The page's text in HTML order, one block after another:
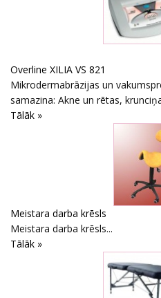
Overline XILIA VS 821
Mikrodermabrāzijas un
samazina: Akne un rētas,
Tālāk »
Meistara darba krēsls
Meistara darba krēsls...
Tālāk »